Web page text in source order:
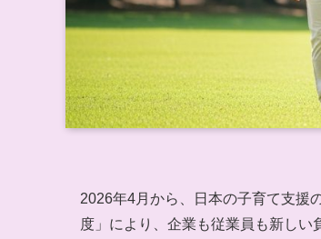
2026年4月から、日本の子育て支援
度」により、企業も従業員も新し